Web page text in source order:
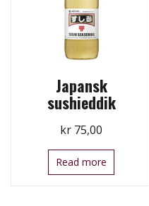
Japansk
sushieddik
kr 75,00
Read more